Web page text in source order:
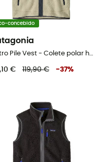
concebido
€ 119,90 € -37%